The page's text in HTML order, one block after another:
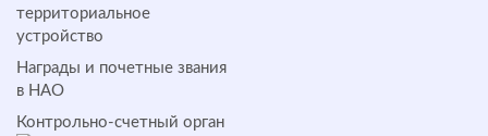
территориальное
устройство
Награды и почетные звания
в НАО
Контрольно-счетный орган